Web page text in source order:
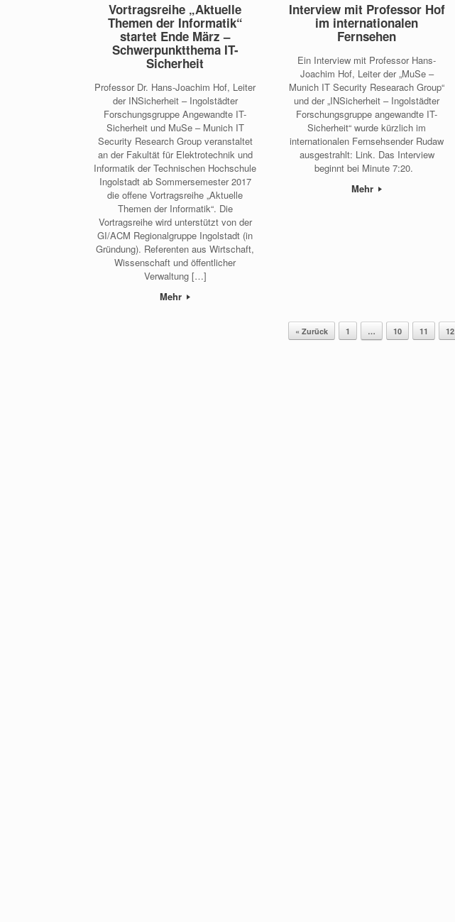
Vortragsreihe „Aktuelle
Themen der Informatik“
startet Ende März –
Schwerpunktthema IT-
Sicherheit
Professor Dr. Hans-Joachim Hof, Leiter
der INSicherheit – Ingolstädter
Forschungsgruppe Angewandte IT-
Sicherheit und MuSe – Munich IT
Security Research Group veranstaltet
an der Fakultät für Elektrotechnik und
Informatik der Technischen Hochschule
Ingolstadt ab Sommersemester 2017
die offene Vortragsreihe „Aktuelle
Themen der Informatik“. Die
Vortragsreihe wird unterstützt von der
GI/ACM Regionalgruppe Ingolstadt (in
Gründung). Referenten aus Wirtschaft,
Wissenschaft und öffentlicher
Verwaltung […]
Mehr
Interview mit Professor Hof
im internationalen
Fernsehen
Ein Interview mit Professor Hans-
Joachim Hof, Leiter der „MuSe –
Munich IT Security Researach Group“
und der „INSicherheit – Ingolstädter
Forschungsgruppe angewandte IT-
Sicherheit“ wurde kürzlich im
internationalen Fernsehsender Rudaw
ausgestrahlt: Link. Das Interview
beginnt bei Minute 7:20.
Mehr
« Zurück 1 … 10 11 12